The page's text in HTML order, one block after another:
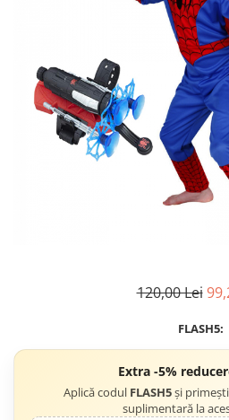
Accesori camping & drumetii
Lanterne
Topor camping
Seturi de cutite & accesorii
vanatoare si tactice
BINOCLURI & LUNETE
Prastii profesionale de vanatoare
UNIVERSUL COPIILOR
Accesorii costume copii
120,00 Lei
FLASH5:
Extra -5%
Aplică codul FLASH5și
suplimentară la